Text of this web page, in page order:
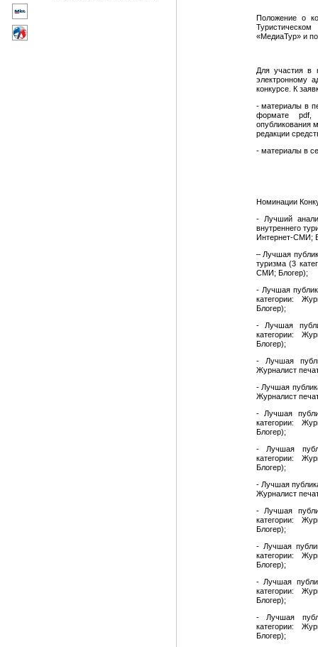
Положение о
«МедиаТур» и
Для участия в
электронному
конкурсе. К
- материалы в
формате pdf,
опубликования
редакции
- материалы в
Номинации
- Лучший
внутреннего
Интернет-СМИ;
– Лучшая
туризма (3
СМИ; Блогер);
- Лучшая
категории:
Блогер);
- Лучшая
категории:
Блогер);
- Лучшая
Журналист
- Лучшая
Журналист
- Лучшая
категории:
Блогер);
- Лучшая
категории:
Блогер);
- Лучшая
Журналист
- Лучшая
категории:
Блогер);
- Лучшая
категории:
Блогер);
- Лучшая
категории:
Блогер);
- Лучшая
категории:
Блогер);